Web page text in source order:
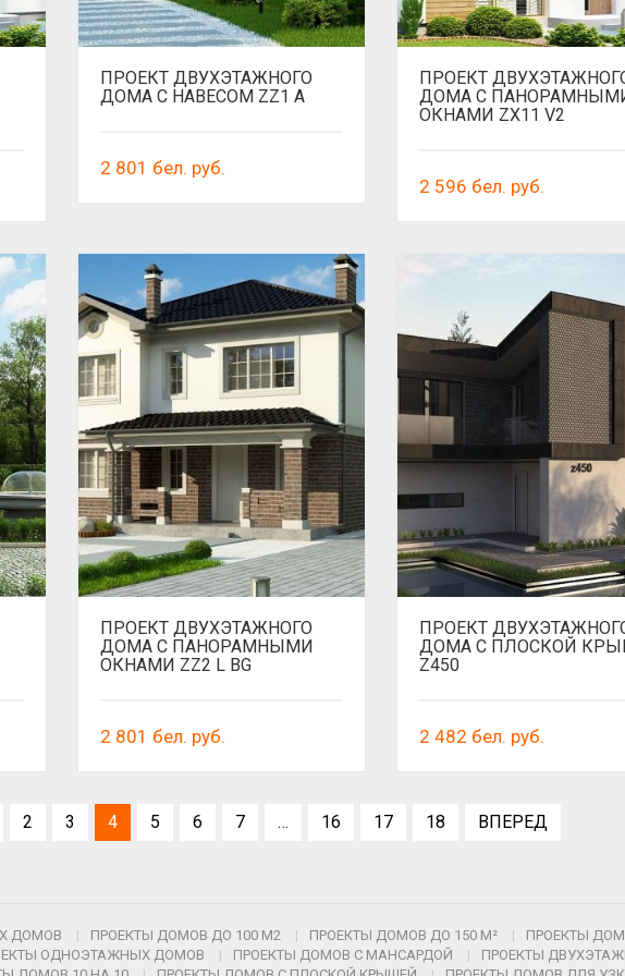
ПРОЕКТ ДВУХЭТАЖНОГО
ДОМА С НАВЕСОМ ZZ1 A
2 801 бел. руб.
ПРОЕКТ
ДОМА С
ОКНАМИ ZX11 V2
2 596 бел. руб.
ПРОЕКТ ДВУХЭТАЖНОГО
ДОМА С ПАНОРАМНЫМИ
ОКНАМИ ZZ2 L BG
2 801 бел. руб.
ПРОЕКТ
ДОМА С ПЛОСКОЙ
Z450
2 482 бел. руб.
2 3 4 5 6 7 … 16 17 18 ВПЕРЕД
ДОМОВ ПРОЕКТЫ ДОМОВ ДО 100 М2 ПРОЕКТЫ ДОМОВ ДО 150 М²
ПРОЕКТЫ
ОДНОЭТАЖНЫХ ДОМОВ ПРОЕКТЫ ДОМОВ С МАНСАРДОЙ
ПРОЕКТЫ